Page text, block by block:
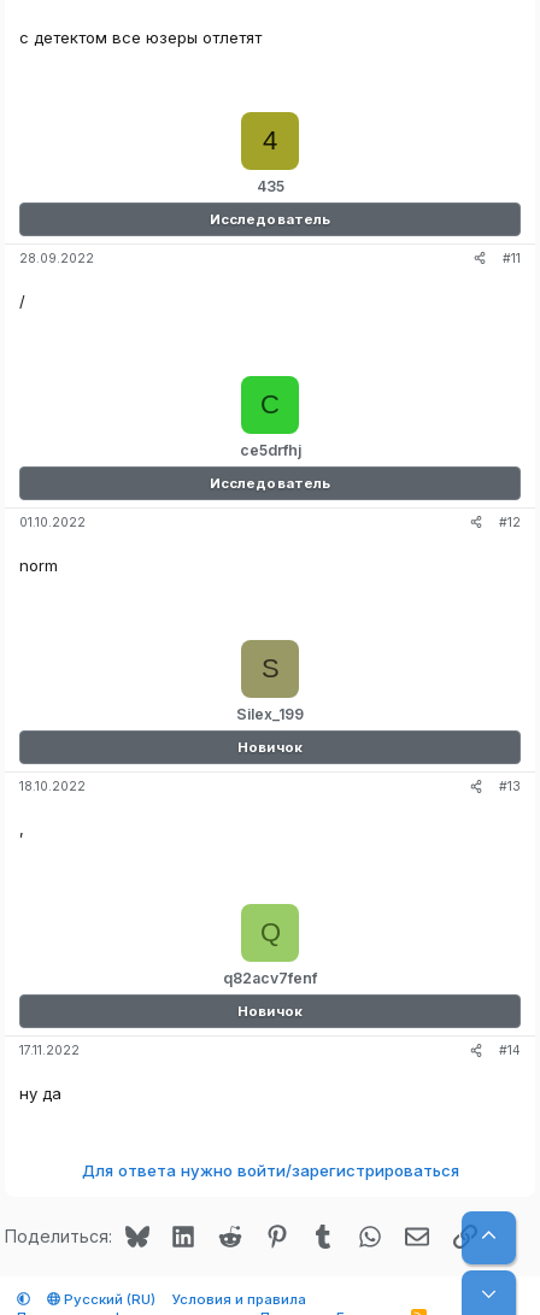
с детектом все юзеры отлетят
435
4
Исследователь
28.09.2022 #11
/
ce5drfhj
C
Исследователь
01.10.2022 #12
norm
Silex_199
S
Новичок
18.10.2022 #13
,
q82acv7fenf
Q
Новичок
17.11.2022 #14
ну да
Для ответа нужно войти/зарегистрироваться
Поделиться: BlueskyLinkedInReddit PinterestTumblr WhatsApp Ссылка
Русский (RU)
Условия и правила